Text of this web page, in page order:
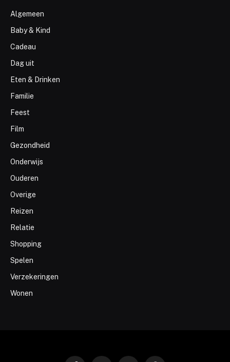
Algemeen
Baby & Kind
Cadeau
Dag uit
Eten & Drinken
Familie
Feest
Film
Gezondheid
Onderwijs
Ouderen
Overige
Reizen
Relatie
Shopping
Spelen
Verzekeringen
Wonen